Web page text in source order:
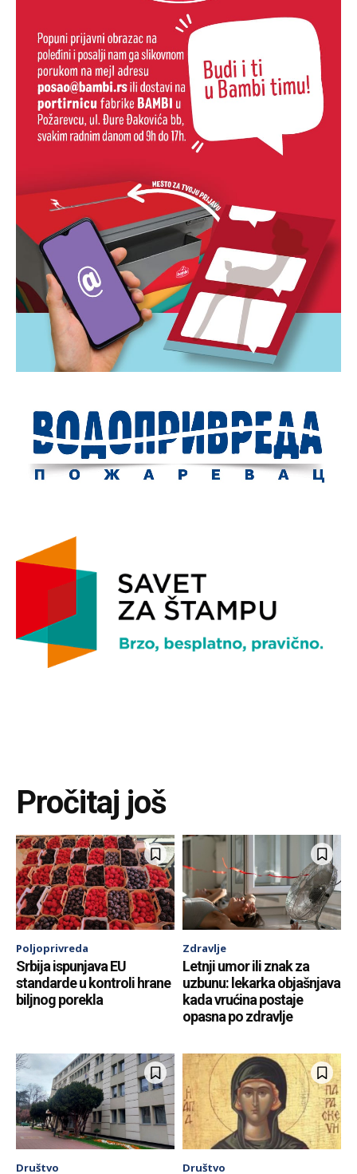
Pročitaj još
Poljoprivreda
Srbija ispunjava EU
standarde u kontroli hrane
biljnog porekla
Zdravlje
Letnji umor ili znak za
uzbunu: lekarka objašnjava
kada vrućina postaje
opasna po zdravlje
Društvo Društvo